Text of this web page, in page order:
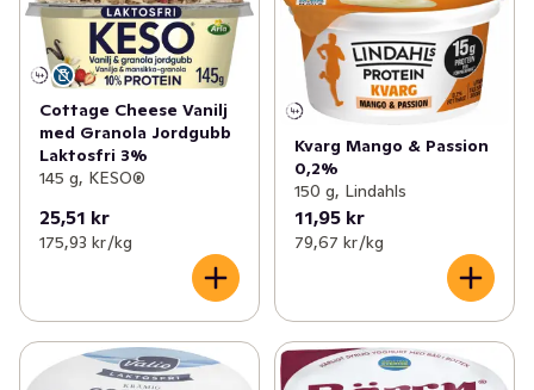
Cottage Cheese Vanilj
med Granola Jordgubb
Laktosfri 3%
145 g, KESO®
25,51 kr
175,93 kr /kg
Kvarg Mango & Passion
0,2%
150 g, Lindahls
11,95 kr
79,67 kr /kg